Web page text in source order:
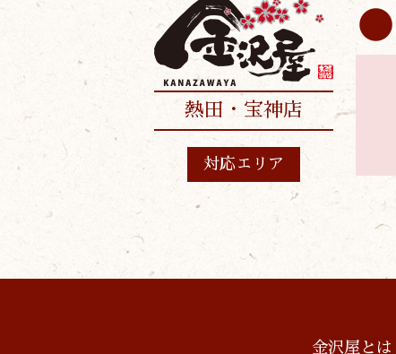
熱田・宝神店
対応エリア
金沢屋とは